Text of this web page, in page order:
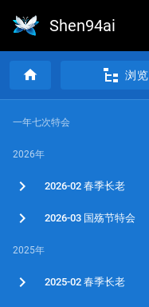
Shen94ai
浏览
一年七次特会
2026年
2026-02 春季长老
2026-03 国殇节特会
2025年
2025-02 春季长老